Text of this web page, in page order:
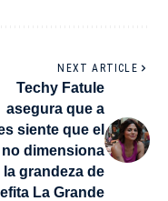
NEXT ARTICLE
Techy Fatule
asegura que a
siente que el
dimensiona
la grandeza de
La Grande